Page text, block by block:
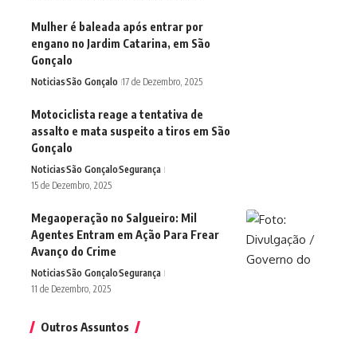
Mulher é baleada após entrar por
engano no Jardim Catarina, em São
Gonçalo
NoticiasSão Gonçalo 17 de Dezembro, 2025
Motociclista reage a tentativa de
assalto e mata suspeito a tiros em São
Gonçalo
NoticiasSão GonçaloSegurança
15 de Dezembro, 2025
Megaoperação no Salgueiro: Mil
Agentes Entram em Ação Para Frear
Avanço do Crime
NoticiasSão GonçaloSegurança
11 de Dezembro, 2025
Outros Assuntos